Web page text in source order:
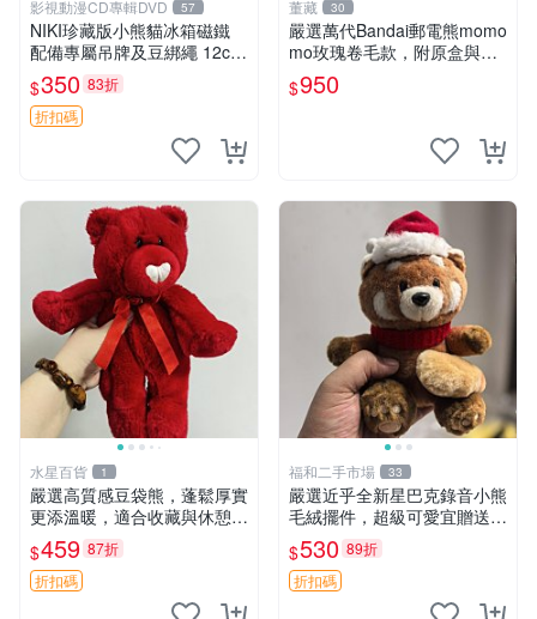
影視動漫CD專輯DVD 57
NIKI珍藏版小熊貓冰箱磁鐵
配備專屬吊牌及豆綁繩 12cm
廢品嚴選 好評推薦 小熊貓冰
箱貼 磁鐵掛件 冰箱飾品
$350 83折
折扣碼
董藏 30
嚴選萬代Bandai郵電熊momo
mo玫瑰卷毛款，附原盒與吊
牌，粉嫩可愛入手即柔軟～
玫瑰卷毛 郵電熊 正品
$950
水星百貨 1
嚴選高質感豆袋熊，蓬鬆厚實
更添溫暖，適合收藏與休憩。
前胸填充飽滿，背部亦具優雅
設計。 豆袋熊 保暖 溫柔 蓬
松
$459 87折
折扣碼
福和二手市場 33
嚴選近乎全新星巴克錄音小熊
毛絨擺件，超級可愛宜贈送掛
飾 錄音小熊 毛絨擺件 贈品
$530 89折
折扣碼